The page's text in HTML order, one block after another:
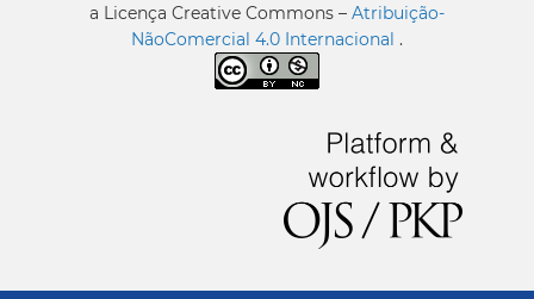
a Licença Creative Commons – Atribuição-
NãoComercial 4.0 Internacional .